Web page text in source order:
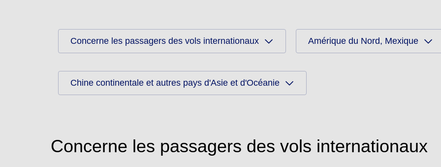
Concerne les passagers des vols internationaux Amérique du Nord, Mexique
Chine continentale et autres pays d'Asie et d'Océanie
Concerne les passagers des vols internationaux